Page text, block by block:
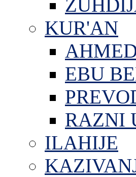
KUR'AN
EBU
RAZNI
ILAHIJE